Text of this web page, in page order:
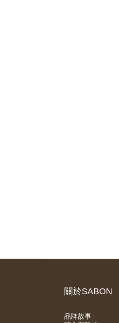
關於SABON
品牌故事